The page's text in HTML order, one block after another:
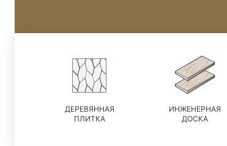
ДЕРЕВЯННАЯ
ПЛИТКА
ИНЖЕНЕРНАЯ
ДОСКА